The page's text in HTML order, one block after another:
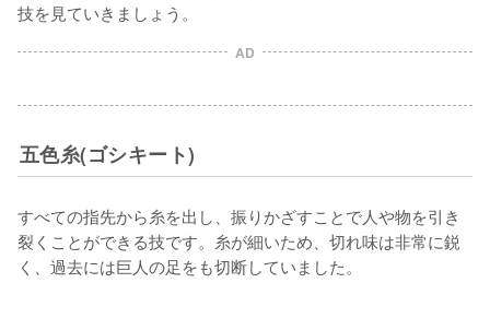
AD
五色糸(ゴシキート)
すべての指先から糸を出し、振りかざすことで人や物を引き
裂くことができる技です。糸が細いため、切れ味は非常に鋭